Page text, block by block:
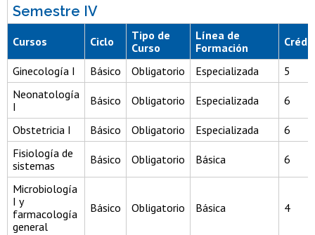
Semestre IV
Cursos Ciclo
Tipo de
Curso
Línea de
Formación
Ginecología I Básico Obligatorio Especializada
5
Neonatología
I
Básico Obligatorio Especializada 6
Obstetricia I Básico Obligatorio Especializada
6
Fisiología de
sistemas
Básico Obligatorio Básica 6
Microbiología
I y
farmacología
general
Básico Obligatorio Básica 4